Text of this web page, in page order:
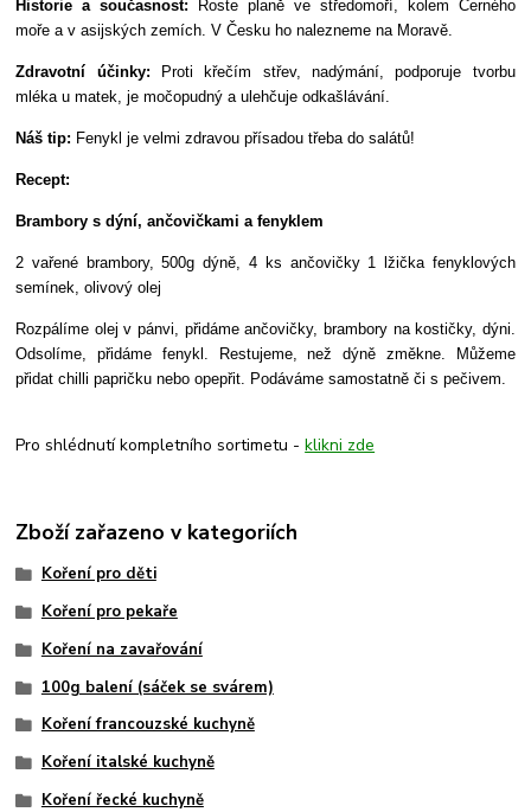
Historie a současnost: Roste planě ve středomoří, kolem Černého
moře a v asijských zemích. V Česku ho nalezneme na Moravě.
Zdravotní účinky: Proti křečím střev, nadýmání, podporuje tvorbu
mléka u matek, je močopudný a ulehčuje odkašlávání.
Náš tip: Fenykl je velmi zdravou přísadou třeba do salátů!
Recept:
Brambory s dýní, ančovičkami a fenyklem
2 vařené brambory, 500g dýně, 4 ks ančovičky 1 lžička fenyklových
semínek, olivový olej
Rozpálíme olej v pánvi, přidáme ančovičky, brambory na kostičky, dýni.
Odsolíme, přidáme fenykl. Restujeme, než dýně změkne. Můžeme
přidat chilli papričku nebo opepřit. Podáváme samostatně či s pečivem.
Pro shlédnutí kompletního sortimetu -klikni zde
Zboží zařazeno v kategoriích
Koření pro děti
Koření pro pekaře
Koření na zavařování
100g balení (sáček se svárem)
Koření francouzské kuchyně
Koření italské kuchyně
Koření řecké kuchyně